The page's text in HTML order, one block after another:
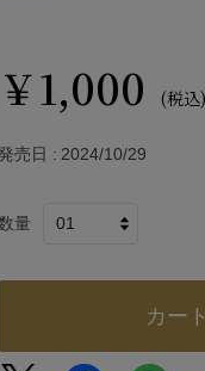
￥1,000 (税込)
売日 2024/10/29
量
カー